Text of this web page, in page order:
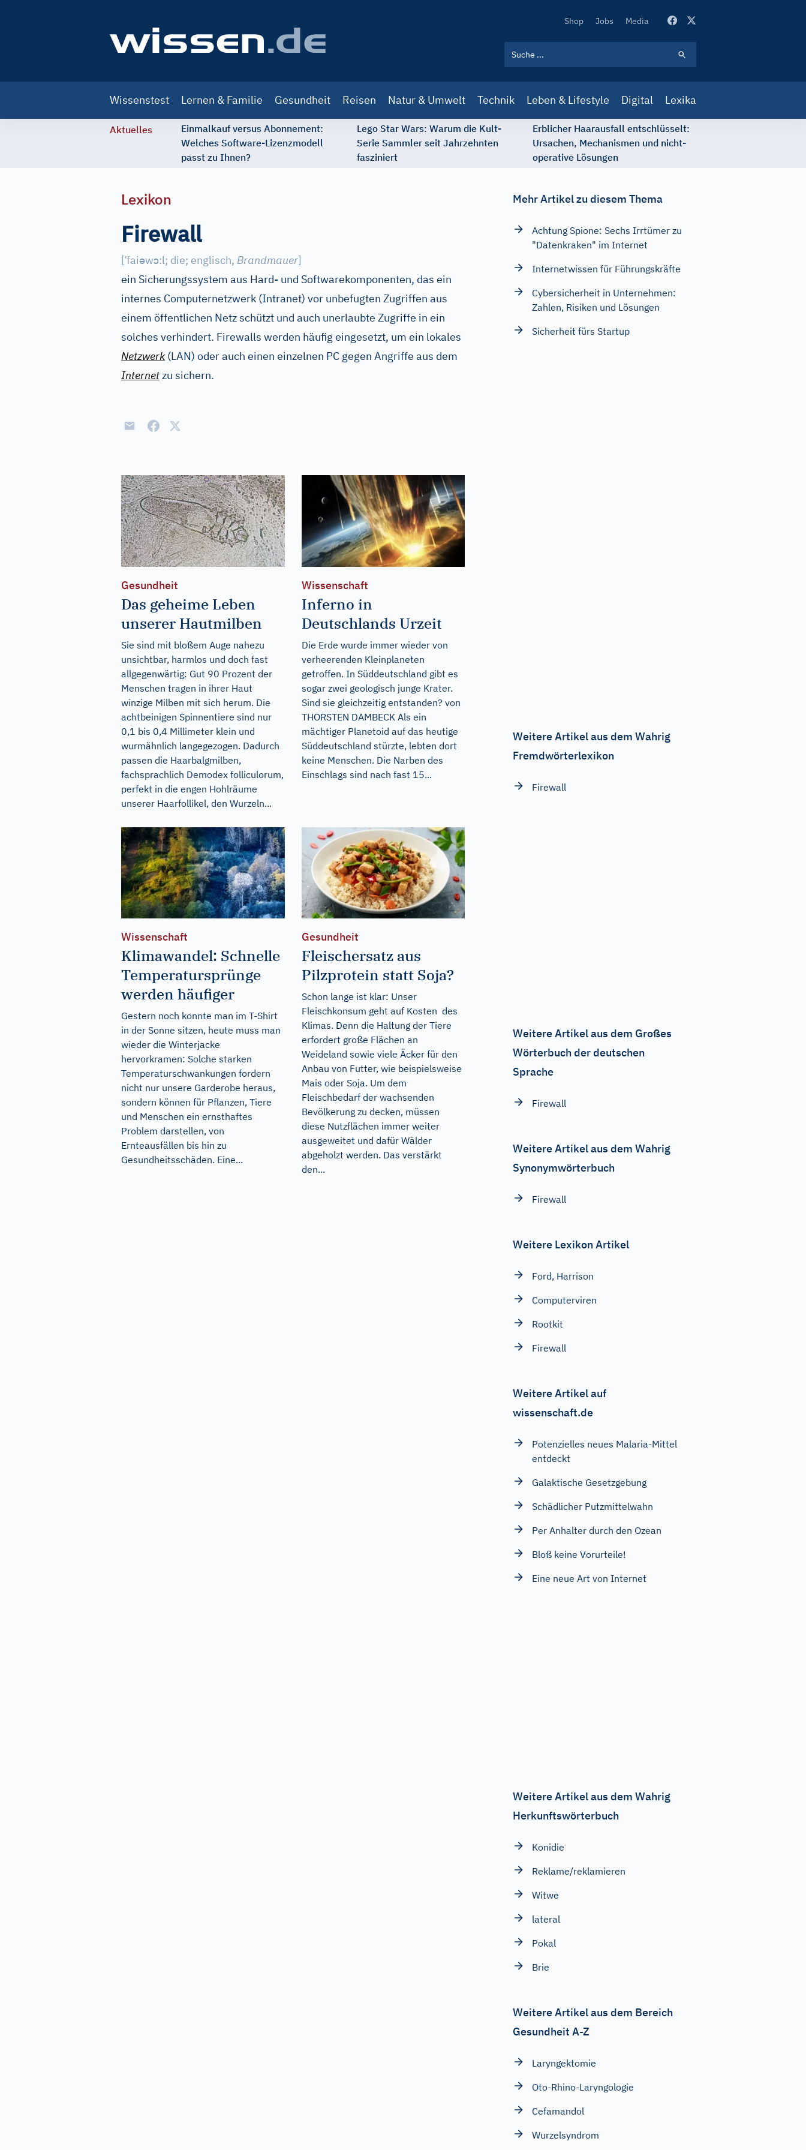
Secondary
Shop Jobs Media
navigation
Wissenstest Lernen & Familie Gesundheit Reisen Natur & Umwelt Technik Leben & Lifestyle Digital Lexika
Aktuelles
Einmalkauf versus Abonnement:
Welches Software-Lizenzmodell
passt zu Ihnen?
Lego Star Wars: Warum die Kult-
Serie Sammler seit Jahrzehnten
fasziniert
Erblicher Haarausfall entschlüsselt:
Ursachen, Mechanismen und nicht-
operative Lösungen
Lexikon
Firewall
[ˈfaiəwɔ:l; die; englisch, Brandmauer]
ein Sicherungssystem aus Hard- und Softwarekomponenten, das ein
internes Computernetzwerk (Intranet) vor unbefugten Zugriffen aus
einem öffentlichen Netz schützt und auch unerlaubte Zugriffe in ein
solches verhindert. Firewalls werden häufig eingesetzt, um ein lokales
Netzwerk(LAN) oder auch einen einzelnen PC gegen Angriffe aus dem
Internetzu sichern.
Gesundheit
Das geheime Leben
unserer Hautmilben
Sie sind mit bloßem Auge nahezu
unsichtbar, harmlos und doch fast
allgegenwärtig: Gut 90 Prozent der
Menschen tragen in ihrer Haut
winzige Milben mit sich herum. Die
achtbeinigen Spinnentiere sind nur
0,1 bis 0,4 Millimeter klein und
wurmähnlich langegezogen. Dadurch
passen die Haarbalgmilben,
fachsprachlich Demodex folliculorum,
perfekt in die engen Hohlräume
unserer Haarfollikel, den Wurzeln...
Wissenschaft
Inferno in
Deutschlands Urzeit
Die Erde wurde immer wieder von
verheerenden Kleinplaneten
getroffen. In Süddeutschland gibt es
sogar zwei geologisch junge Krater.
Sind sie gleichzeitig entstanden? von
THORSTEN DAMBECK Als ein
mächtiger Planetoid auf das heutige
Süddeutschland stürzte, lebten dort
keine Menschen. Die Narben des
Einschlags sind nach fast 15...
Wissenschaft
Klimawandel: Schnelle
Temperatursprünge
werden häufiger
Gestern noch konnte man im T-Shirt
in der Sonne sitzen, heute muss man
wieder die Winterjacke
hervorkramen: Solche starken
Temperaturschwankungen fordern
nicht nur unsere Garderobe heraus,
sondern können für Pflanzen, Tiere
und Menschen ein ernsthaftes
Problem darstellen, von
Ernteausfällen bis hin zu
Gesundheitsschäden. Eine...
Gesundheit
Fleischersatz aus
Pilzprotein statt Soja?
Schon lange ist klar: Unser
Fleischkonsum geht auf Kosten des
Klimas. Denn die Haltung der Tiere
erfordert große Flächen an
Weideland sowie viele Äcker für den
Anbau von Futter, wie beispielsweise
Mais oder Soja. Um dem
Fleischbedarf der wachsenden
Bevölkerung zu decken, müssen
diese Nutzflächen immer weiter
ausgeweitet und dafür Wälder
abgeholzt werden. Das verstärkt
den...
Mehr Artikel zu diesem Thema
Achtung Spione: Sechs Irrtümer zu
"Datenkraken" im Internet
Internetwissen für Führungskräfte
Cybersicherheit in Unternehmen:
Zahlen, Risiken und Lösungen
Sicherheit fürs Startup
Weitere Artikel aus dem Wahrig
Fremdwörterlexikon
Firewall
Weitere Artikel aus dem Großes
Wörterbuch der deutschen
Sprache
Firewall
Weitere Artikel aus dem Wahrig
Synonymwörterbuch
Firewall
Weitere Lexikon Artikel
Ford, Harrison
Computerviren
Rootkit
Firewall
Weitere Artikel auf
wissenschaft.de
Potenzielles neues Malaria-Mittel
entdeckt
Galaktische Gesetzgebung
Schädlicher Putzmittelwahn
Per Anhalter durch den Ozean
Bloß keine Vorurteile!
Eine neue Art von Internet
Weitere Artikel aus dem Wahrig
Herkunftswörterbuch
Konidie
Reklame/reklamieren
Witwe
lateral
Pokal
Brie
Weitere Artikel aus dem Bereich
Gesundheit A-Z
Laryngektomie
Oto-Rhino-Laryngologie
Cefamandol
Wurzelsyndrom